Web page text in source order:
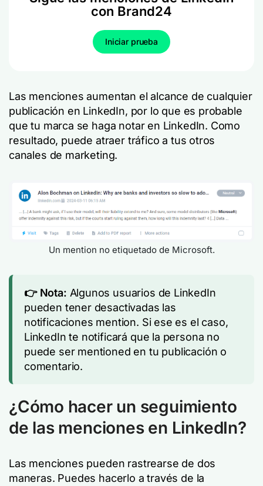
con Brand24
Iniciar prueba
Las menciones aumentan el alcance de cualquier
publicación en LinkedIn, por lo que es probable
que tu marca se haga notar en LinkedIn. Como
resultado, puede atraer tráfico a tus otros
canales de marketing.
Un mention no etiquetado de Microsoft.
👉 Nota: Algunos usuarios de LinkedIn
pueden tener desactivadas las
notificaciones mention. Si ese es el caso,
LinkedIn te notificará que la persona no
puede ser mentioned en tu publicación o
comentario.
¿Cómo hacer un seguimiento
de las menciones en LinkedIn?
Las menciones pueden rastrearse de dos
maneras. Puedes hacerlo a través de la